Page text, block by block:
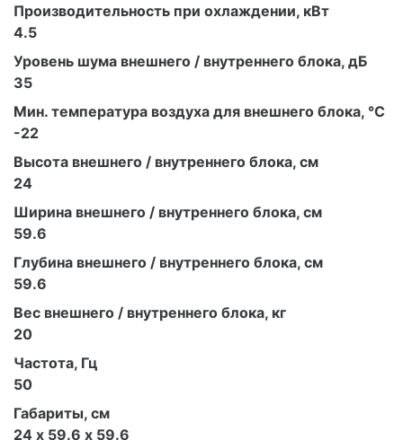
Производительность при охлаждении, кВт
4.5
Уровень шума внешнего / внутреннего блока, дБ
35
Мин. температура воздуха для внешнего блока, °С
-22
Высота внешнего / внутреннего блока, см
24
Ширина внешнего / внутреннего блока, см
59.6
Глубина внешнего / внутреннего блока, см
59.6
Вес внешнего / внутреннего блока, кг
20
Частота, Гц
50
Габариты, см
24 х 59.6 х 59.6